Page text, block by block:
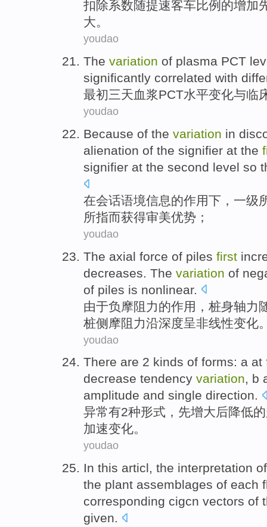
扣除系数随提速客车比例 的增加
大。
youdao
The variation of plasma PCT
significantly correlated with
最初三天血浆PCT水平变化与临
youdao
Because of the variation in
alienation of the signifier at the
signifier at the second level so
在会话语境信息的作用下， 一级
所指而获得审美优势；
youdao
The axial force of piles first
decreases . The variation of
of piles is nonlinear.
由于负 摩阻力的作用， 桩身轴力
桩侧摩阻力沿深度呈非线性变化
youdao
There are 2 kinds of forms: a at
decrease tendency variation, b
amplitude and single direction.
异常有2种形式 ， 先增大后降低的
加速变化。
youdao
In this articl, the interpretation of
the plant assemblages of each
corresponding cigcn vectors of
given.